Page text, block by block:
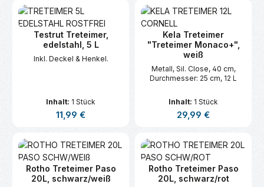
Testrut Treteimer,
edelstahl, 5 L
Inkl. Deckel & Henkel.
Inhalt: 1 Stück
Regulärer Preis:
11,99 €
Kela Treteimer
"Treteimer Monaco+",
weiß
Metall, Sil. Close, 40 cm,
Durchmesser: 25 cm, 12 L
Inhalt: 1 Stück
Regulärer Preis:
29,99 €
Rotho Treteimer Paso
20L, schwarz/weiß
Rotho Treteimer Paso
20L, schwarz/rot